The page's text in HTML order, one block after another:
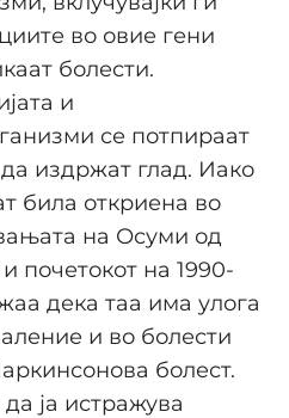
во овие гени
болести.
и
се потпираат
издржат глад. Иако
била откриена во
на Осуми од
почетокот на 1990-
дека таа има улога
и во болести
болест.
ја истражува